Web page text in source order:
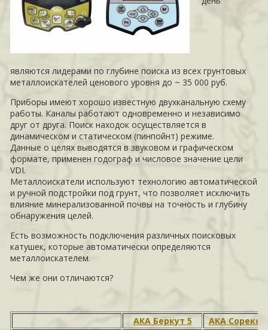
являются лидерами по глубине поиска из всех грунтовых
металлоискателей ценового уровня до ~ 35 000 руб.
Приборы имеют хорошо известную двухканальную схему
работы. Каналы работают одновременно и независимо
друг от друга. Поиск находок осуществляется в
динамическом и статическом (пинпойнт) режиме.
Данные о целях выводятся в звуковом и графическом
формате, применен годограф и числовое значение цели
VDI.
Металлоискатели используют технологию автоматической
и ручной подстройки под грунт, что позволяет исключить
влияние минерализованной почвы на точность и глубину
обнаружения целей.
Есть возможность подключения различных поисковых
катушек, которые автоматически определяются
металлоискателем.
Чем же они отличаются?
АКА Беркут 5
АКА Сорекс